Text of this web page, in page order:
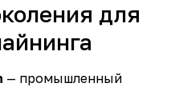
для
— промышленный